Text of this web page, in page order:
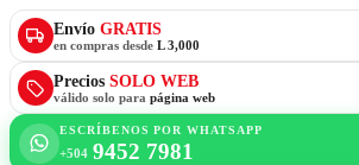
Envío GRATIS
en compras desde L 3,000
Precios SOLO WEB
válido solo para página web
ESCRÍBENOS POR WHATSAPP
+504 9452 7981